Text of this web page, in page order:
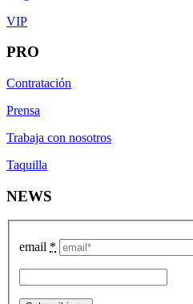
VIP
PRO
Contratación
Prensa
Trabaja con nosotros
Taquilla
NEWS
email *